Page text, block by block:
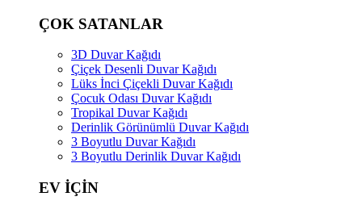
ÇOK SATANLAR
3D Duvar Kağıdı
Çiçek Desenli Duvar Kağıdı
Lüks İnci Çiçekli Duvar Kağıdı
Çocuk Odası Duvar Kağıdı
Tropikal Duvar Kağıdı
Derinlik Görünümlü Duvar Kağıdı
3 Boyutlu Duvar Kağıdı
3 Boyutlu Derinlik Duvar Kağıdı
EV İÇİN